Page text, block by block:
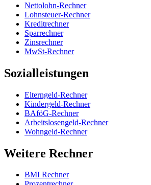
Nettolohn-Rechner
Lohnsteuer-Rechner
Kreditrechner
Sparrechner
Zinsrechner
MwSt-Rechner
Sozialleistungen
Elterngeld-Rechner
Kindergeld-Rechner
BAföG-Rechner
Arbeitslosengeld-Rechner
Wohngeld-Rechner
Weitere Rechner
BMI Rechner